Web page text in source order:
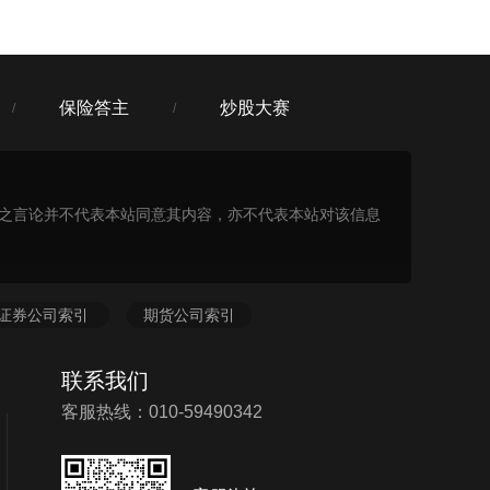
/ 保险答主 / 炒股大赛
论并不代表本站同意其内容，亦不代表本站对该信息
券公司索引 期货公司索引
联系我们
客服热线：010-59490342